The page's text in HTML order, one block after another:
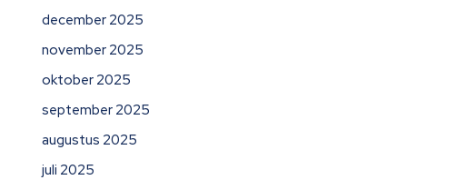
december 2025
november 2025
oktober 2025
september 2025
augustus 2025
juli 2025